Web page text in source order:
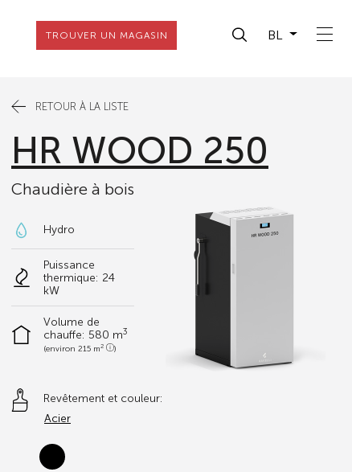
TROUVER UN MAGASIN BL
RETOUR À LA LISTE
HR WOOD 250
Chaudière à bois
Hydro
Puissance
thermique: 24
kW
Volume de
chauffe: 580 m3
(environ 215 m2 )
Revêtement et couleur:
Acier